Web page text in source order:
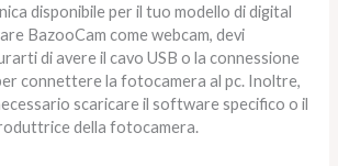
disponibile per il tuo modello di digital
BazooCam come webcam, devi
di avere il cavo USB o la connessione
connettere la fotocamera al pc. Inoltre,
scaricare il software specifico o il
della fotocamera.